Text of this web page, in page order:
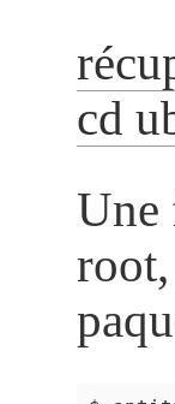
cd
Une